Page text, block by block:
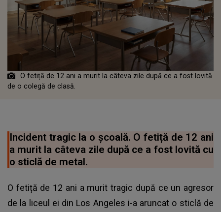
O fetiță de 12 ani a murit la câteva zile după ce a fost lovită
de o colegă de clasă.
Incident tragic la o școală. O fetiță de 12 ani
a murit la câteva zile după ce a fost lovită cu
o sticlă de metal.
O fetiță de 12 ani a murit tragic după ce un agresor
de la liceul ei din Los Angeles i-a aruncat o sticlă de